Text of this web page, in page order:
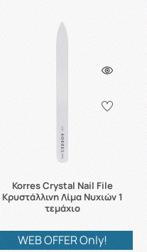
Korres Crystal Nail File
Κρυστάλλινη Λίμα Νυχιών 1
τεμάχιο
WEB OFFER Only!